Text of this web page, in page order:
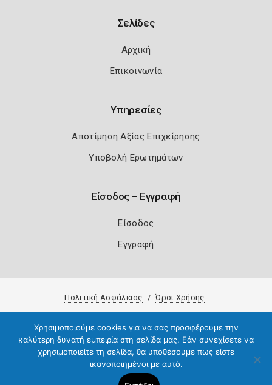
Σελίδες
Αρχική
Επικοινωνία
Υπηρεσίες
Αποτίμηση Αξίας Επιχείρησης
Υποβολή Ερωτημάτων
Είσοδος – Εγγραφή
Είσοδος
Εγγραφή
Πολιτική Ασφάλειας Όροι Χρήσης
Χρησιμοποιούμε cookies για να σας προσφέρουμε την
καλύτερη δυνατή εμπειρία στη σελίδα μας. Εάν συνεχίσετε να
χρησιμοποιείτε τη σελίδα, θα υποθέσουμε πως είστε
ικανοποιημένοι με αυτό.